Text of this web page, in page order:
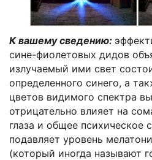
К вашему сведению:
сине-фиолетовых дидов
излучаемый ими свет
определенного синего, а
цветов видимого спектра
отрицательно влияет на
глаза и общее психическое
подавляет уровень
(который иногда называют